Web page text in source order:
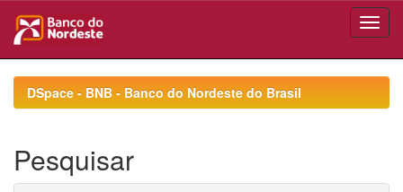
navigationDSpace - BNB - Banco do Nordeste do Brasil
Pesquisar